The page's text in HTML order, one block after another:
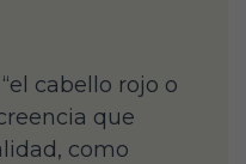
cabello rojo o
que
como